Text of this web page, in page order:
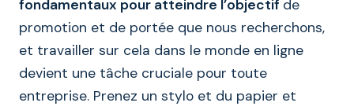
fondamentaux pour atteindre l’objectif de
promotion et de portée que nous recherchons,
et travailler sur cela dans le monde en ligne
devient une tâche cruciale pour toute
entreprise. Prenez un stylo et du papier et